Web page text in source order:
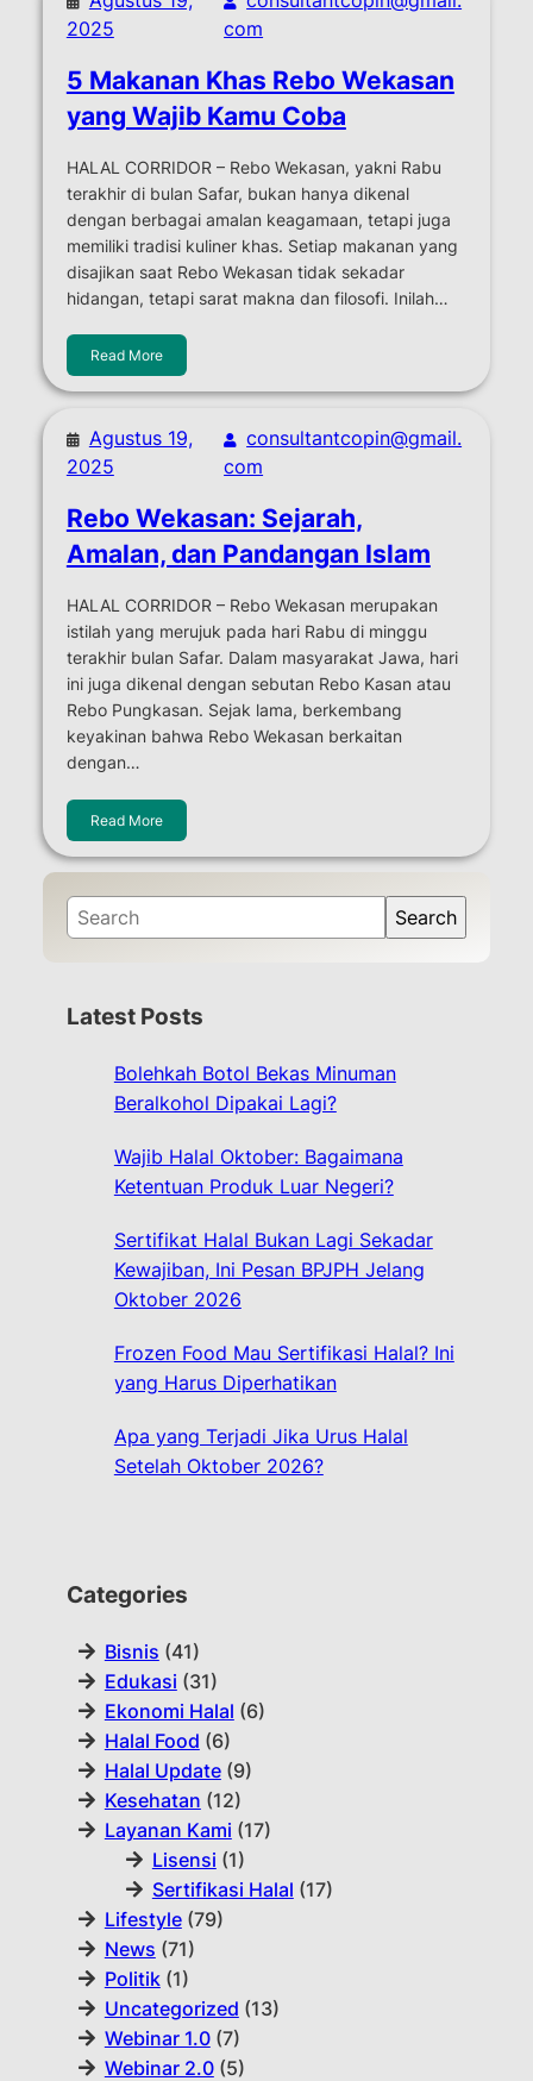
2025
com
5 Makanan Khas Rebo Wekasan
yang Wajib Kamu Coba
HALAL CORRIDOR – Rebo Wekasan, yakni Rabu
terakhir di bulan Safar, bukan hanya dikenal
dengan berbagai amalan keagamaan, tetapi juga
memiliki tradisi kuliner khas. Setiap makanan yang
disajikan saat Rebo Wekasan tidak sekadar
hidangan, tetapi sarat makna dan filosofi. Inilah…
Read More
Agustus 19,
2025
consultantcopin@gmail.
com
Rebo Wekasan: Sejarah,
Amalan, dan Pandangan Islam
HALAL CORRIDOR – Rebo Wekasan merupakan
istilah yang merujuk pada hari Rabu di minggu
terakhir bulan Safar. Dalam masyarakat Jawa, hari
ini juga dikenal dengan sebutan Rebo Kasan atau
Rebo Pungkasan. Sejak lama, berkembang
keyakinan bahwa Rebo Wekasan berkaitan
dengan…
Read More
S
e
c
Search
Latest Posts
Bolehkah Botol Bekas Minuman
Beralkohol Dipakai Lagi?
Wajib Halal Oktober: Bagaimana
Ketentuan Produk Luar Negeri?
Sertifikat Halal Bukan Lagi Sekadar
Kewajiban, Ini Pesan BPJPH Jelang
Oktober 2026
Frozen Food Mau Sertifikasi Halal? Ini
yang Harus Diperhatikan
Apa yang Terjadi Jika Urus Halal
Setelah Oktober 2026?
Categories
Bisnis (41)
Edukasi (31)
Ekonomi Halal (6)
Halal Food (6)
Halal Update(9)
Kesehatan (12)
Layanan Kami (17)
Lisensi (1)
Sertifikasi Halal (17)
Lifestyle(79)
News (71)
Politik(1)
Uncategorized (13)
Webinar 1.0(7)
Webinar 2.0(5)